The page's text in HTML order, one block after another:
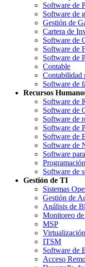
Software de
Software de
Gestión de
Cartera de
Software de
Software de
Software de
Contable
Contabilidad
Software de
Recursos
Software de
Software de
Software de
Software de
Software de
Software de
Software
Software de
Gestión de TI
Sistemas
Gestión de
Análisis de
Monitoreo de
MSP
Virtualización
ITSM
Software de
Acceso